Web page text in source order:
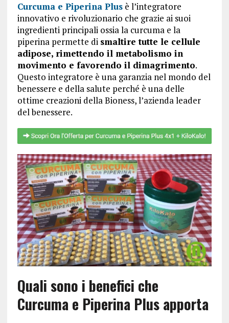
Curcuma e Piperina Plusè l’integratore
innovativo e rivoluzionario che grazie ai suoi
ingredienti principali ossia la curcuma e la
piperina permette di smaltire tutte le cellule
adipose, rimettendo il metabolismo in
movimento e favorendo il dimagrimento.
Questo integratore è una garanzia nel mondo del
benessere e della salute perché è una delle
ottime creazioni della Bioness, l’azienda leader
del benessere.
Quali sono i benefici che
Curcuma e Piperina Plus apporta